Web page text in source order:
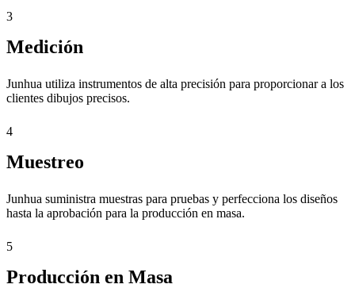
3
Medición
Junhua utiliza instrumentos de alta precisión para proporcionar a los
clientes dibujos precisos.
4
Muestreo
Junhua suministra muestras para pruebas y perfecciona los diseños
hasta la aprobación para la producción en masa.
5
Producción en Masa